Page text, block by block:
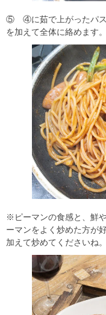
⑤ ④に茹で上がったパス
を加えて全体に絡めます。
※ピーマンの食感と、鮮
ーマンをよく炒めた方が
加えて炒めてくださいね。